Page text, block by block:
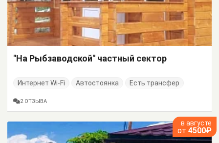
"На Рыбзаводской" частный сектор
Интернет Wi-Fi Автостоянка Есть трансфер
2 ОТЗЫВА
в августе
от 4500₽